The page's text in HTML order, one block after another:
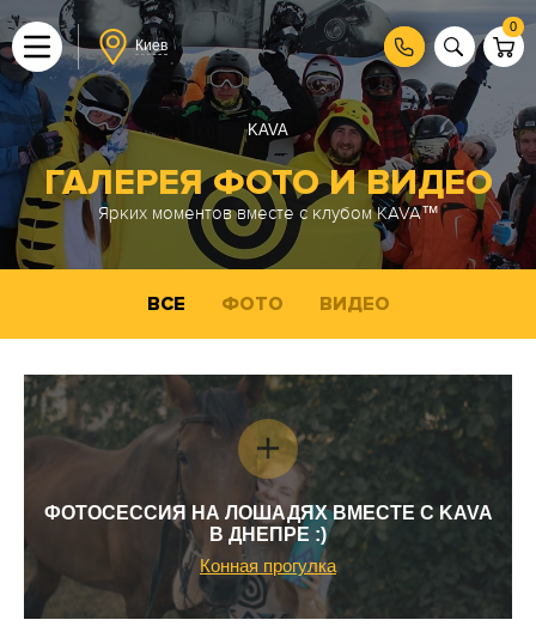
Киев
0
KAVA
ГАЛЕРЕЯ ФОТО И ВИДЕО
Ярких моментов вместе с клубом KAVA™
ВСЕ ФОТО ВИДЕО
ФОТОСЕССИЯ НА ЛОШАДЯХ ВМЕСТЕ С KAVA
В ДНЕПРЕ :)
Конная прогулка